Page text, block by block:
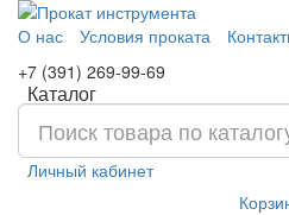
О нас Условия проката
+7 (391) 269-99-69
Каталог
Личный кабинет